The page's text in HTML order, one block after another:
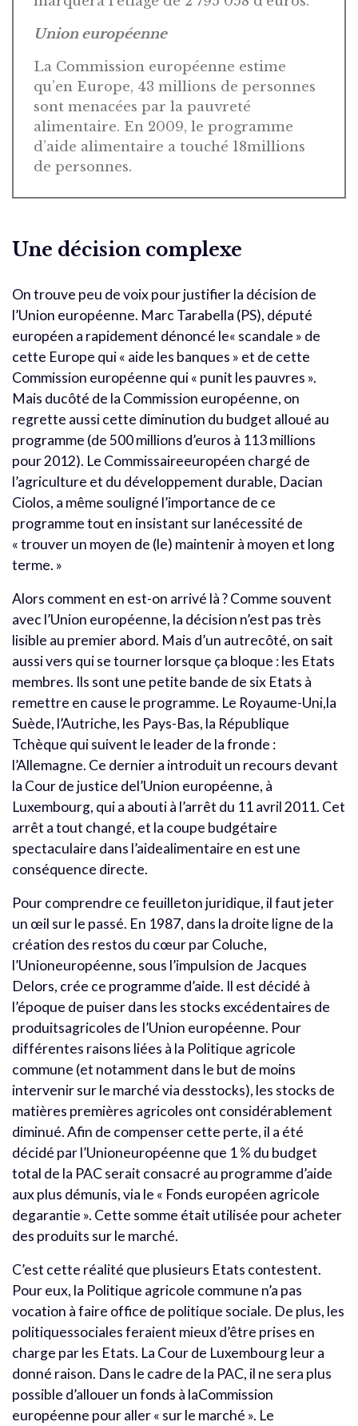
Union européenne
La Commission européenne estime
qu’en Europe, 43 millions de personnes
sont menacées par la pauvreté
alimentaire. En 2009, le programme
d’aide alimentaire a touché 18millions
de personnes.
Une décision complexe
On trouve peu de voix pour justifier la décision de
l’Union européenne. Marc Tarabella (PS), député
européen a rapidement dénoncé le« scandale » de
cette Europe qui « aide les banques » et de cette
Commission européenne qui « punit les pauvres ».
Mais ducôté de la Commission européenne, on
regrette aussi cette diminution du budget alloué au
programme (de 500 millions d’euros à 113 millions
pour 2012). Le Commissaireeuropéen chargé de
l’agriculture et du développement durable, Dacian
Ciolos, a même souligné l’importance de ce
programme tout en insistant sur lanécessité de
« trouver un moyen de (le) maintenir à moyen et long
terme. »
Alors comment en est-on arrivé là ? Comme souvent
avec l’Union européenne, la décision n’est pas très
lisible au premier abord. Mais d’un autrecôté, on sait
aussi vers qui se tourner lorsque ça bloque : les Etats
membres. Ils sont une petite bande de six Etats à
remettre en cause le programme. Le Royaume-Uni,la
Suède, l’Autriche, les Pays-Bas, la République
Tchèque qui suivent le leader de la fronde :
l’Allemagne. Ce dernier a introduit un recours devant
la Cour de justice del’Union européenne, à
Luxembourg, qui a abouti à l’arrêt du 11 avril 2011. Cet
arrêt a tout changé, et la coupe budgétaire
spectaculaire dans l’aidealimentaire en est une
conséquence directe.
Pour comprendre ce feuilleton juridique, il faut jeter
un œil sur le passé. En 1987, dans la droite ligne de la
création des restos du cœur par Coluche,
l’Unioneuropéenne, sous l’impulsion de Jacques
Delors, crée ce programme d’aide. Il est décidé à
l’époque de puiser dans les stocks excédentaires de
produitsagricoles de l’Union européenne. Pour
différentes raisons liées à la Politique agricole
commune (et notamment dans le but de moins
intervenir sur le marché via desstocks), les stocks de
matières premières agricoles ont considérablement
diminué. Afin de compenser cette perte, il a été
décidé par l’Unioneuropéenne que 1 % du budget
total de la PAC serait consacré au programme d’aide
aux plus démunis, via le « Fonds européen agricole
degarantie ». Cette somme était utilisée pour acheter
des produits sur le marché.
C’est cette réalité que plusieurs Etats contestent.
Pour eux, la Politique agricole commune n’a pas
vocation à faire office de politique sociale. De plus, les
politiquessociales feraient mieux d’être prises en
charge par les Etats. La Cour de Luxembourg leur a
donné raison. Dans le cadre de la PAC, il ne sera plus
possible d’allouer un fonds à laCommission
européenne pour aller « sur le marché ». Le